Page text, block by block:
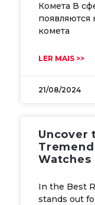
Комета В
появляются
комета
LER MAIS >>
21/08/2024
Uncover
Watches
In the Best
stands out